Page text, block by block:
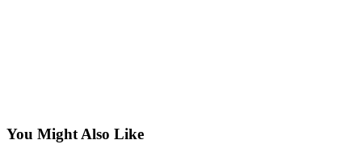
You Might Also Like